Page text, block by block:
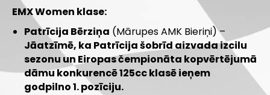
EMX Women klase:
Patrīcija Bērziņa (Mārupes AMK Bieriņi) –
Jāatzīmē, ka Patrīcija šobrīd aizvada izcilu
sezonu un Eiropas čempionāta kopvērtējumā
dāmu konkurencē 125cc klasē ieņem
godpilno 1. pozīciju.